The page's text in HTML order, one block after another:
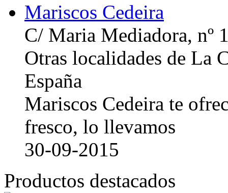
Mariscos Cedeira
C/ Maria Mediadora, nº
Otras localidades de La
España
Mariscos Cedeira te
fresco, lo llevamos
30-09-2015
Productos destacados